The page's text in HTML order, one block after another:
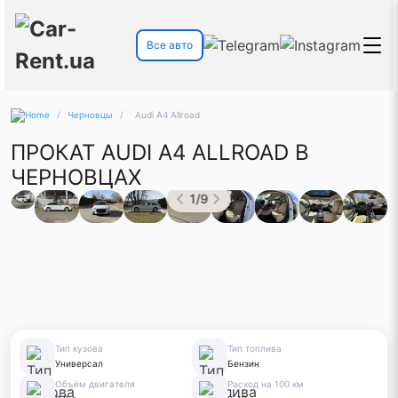
Все авто
/ Черновцы / Audi A4 Allroad
ПРОКАТ AUDI A4 ALLROAD В
ЧЕРНОВЦАХ
1/9
Тип кузова
Универсал
Тип топлива
Бензин
Объём двигателя
Расход на 100 км